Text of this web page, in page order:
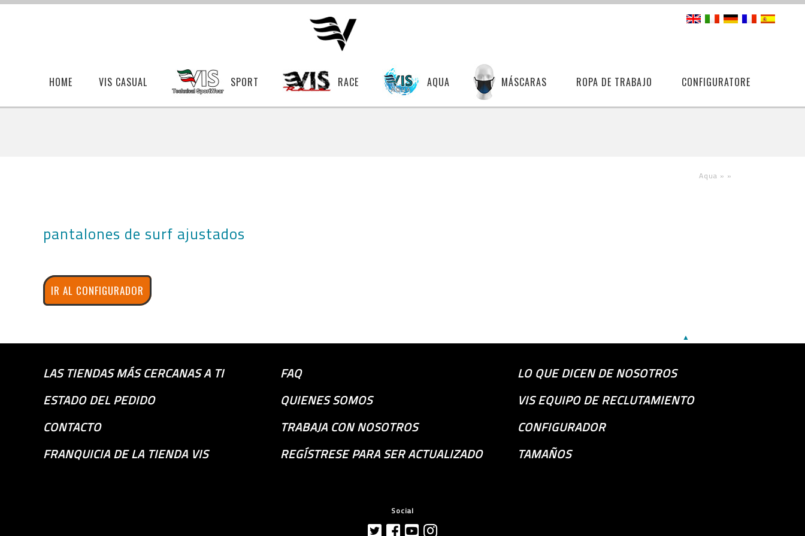
HOME VIS CASUAL SPORT RACE AQUA MÁSCARAS ROPA DE TRABAJO CONFIGURATORE
Aqua » »
pantalones de surf ajustados
IR AL CONFIGURADOR
▲
LAS TIENDAS MÁS CERCANAS A TI FAQ
LO QUE DICEN DE NOSOTROS
ESTADO DEL PEDIDO
QUIENES SOMOS
VIS EQUIPO DE RECLUTAMIENTO
CONTACTO
TRABAJA CON NOSOTROS
CONFIGURADOR
FRANQUICIA DE LA TIENDA VIS
REGÍSTRESE PARA SER ACTUALIZADO TAMAÑOS
Social